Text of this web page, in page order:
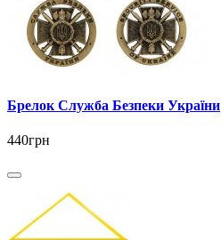
Брелок Служба Безпеки України
440грн